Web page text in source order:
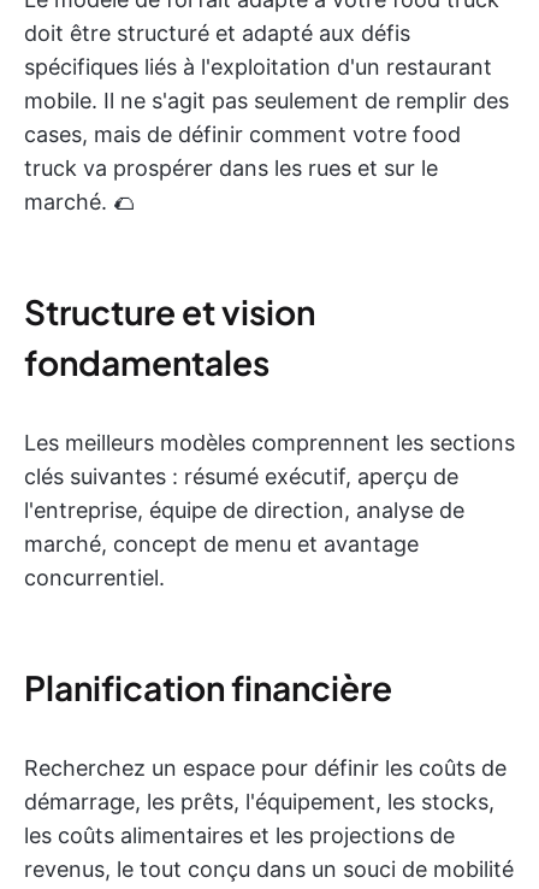
doit être structuré et adapté aux défis
spécifiques liés à l'exploitation d'un restaurant
mobile. Il ne s'agit pas seulement de remplir des
cases, mais de définir comment votre food
truck va prospérer dans les rues et sur le
marché. 🌮
Structure et vision
fondamentales
Les meilleurs modèles comprennent les sections
clés suivantes : résumé exécutif, aperçu de
l'entreprise, équipe de direction, analyse de
marché, concept de menu et avantage
concurrentiel.
Planification financière
Recherchez un espace pour définir les coûts de
démarrage, les prêts, l'équipement, les stocks,
les coûts alimentaires et les projections de
revenus, le tout conçu dans un souci de mobilité